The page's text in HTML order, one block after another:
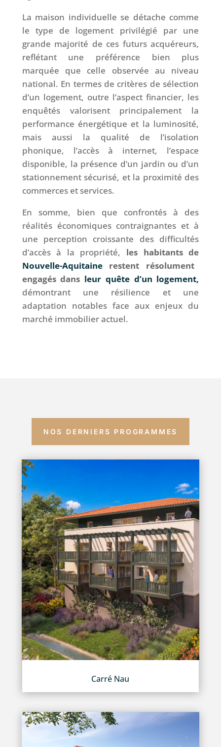
La maison individuelle se détache comme
le type de logement privilégié par une
grande majorité de ces futurs acquéreurs,
reflétant une préférence bien plus
marquée que celle observée au niveau
national. En termes de critères de sélection
d’un logement, outre l’aspect financier, les
enquêtés valorisent principalement la
performance énergétique et la luminosité,
mais aussi la qualité de l’isolation
phonique, l’accès à internet, l’espace
disponible, la présence d’un jardin ou d’un
stationnement sécurisé, et la proximité des
commerces et services.
En somme, bien que confrontés à des
réalités économiques contraignantes et à
une perception croissante des difficultés
d’accès à la propriété, les habitants de
Nouvelle-Aquitainerestent résolument
engagés dans leur quête d’un logement,
démontrant une résilience et une
adaptation notables face aux enjeux du
marché immobilier actuel.
NOS DERNIERS PROGRAMMES
Carré Nau